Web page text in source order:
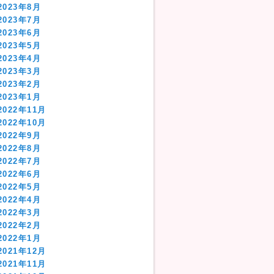
年8月
年7月
年6月
年5月
年4月
年3月
年2月
年1月
年11月
年10月
年9月
年8月
年7月
年6月
年5月
年4月
年3月
年2月
年1月
年12月
年11月